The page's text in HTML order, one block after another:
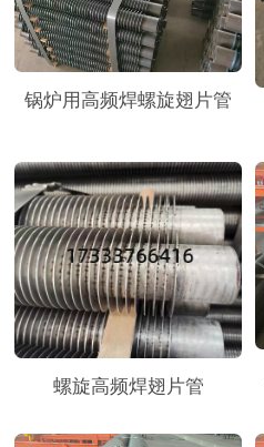
锅炉用高频焊螺旋翅片管
螺旋高频焊翅片管